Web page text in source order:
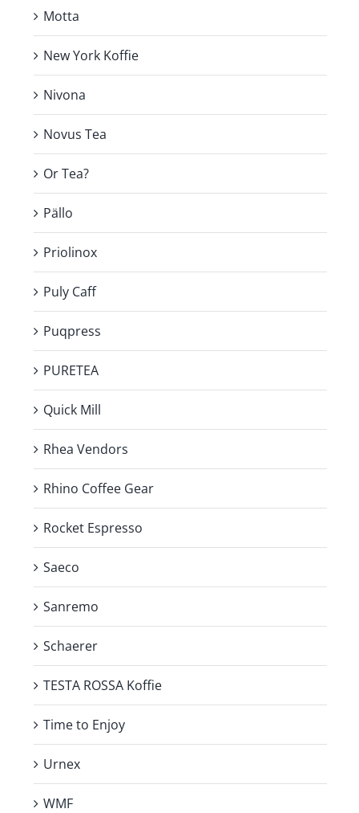
Motta
New York Koffie
Nivona
Novus Tea
Or Tea?
Pällo
Priolinox
Puly Caff
Puqpress
PURETEA
Quick Mill
Rhea Vendors
Rhino Coffee Gear
Rocket Espresso
Saeco
Sanremo
Schaerer
TESTA ROSSA Koffie
Time to Enjoy
Urnex
WMF